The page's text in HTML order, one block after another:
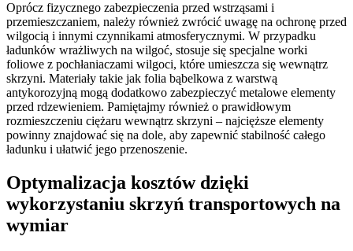
Oprócz fizycznego zabezpieczenia przed wstrząsami i
przemieszczaniem, należy również zwrócić uwagę na ochronę przed
wilgocią i innymi czynnikami atmosferycznymi. W przypadku
ładunków wrażliwych na wilgoć, stosuje się specjalne worki
foliowe z pochłaniaczami wilgoci, które umieszcza się wewnątrz
skrzyni. Materiały takie jak folia bąbelkowa z warstwą
antykorozyjną mogą dodatkowo zabezpieczyć metalowe elementy
przed rdzewieniem. Pamiętajmy również o prawidłowym
rozmieszczeniu ciężaru wewnątrz skrzyni – najcięższe elementy
powinny znajdować się na dole, aby zapewnić stabilność całego
ładunku i ułatwić jego przenoszenie.
Optymalizacja kosztów dzięki
wykorzystaniu skrzyń transportowych na
wymiar